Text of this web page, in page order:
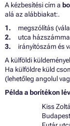
A kézbesítési cím a
alá az alábbiakat:.
megszólítás
utca
irányítószám és
A külföldi
Ha külföldre küld
(lehetőleg angolul
Példa a borítékon
Kiss
Budapest